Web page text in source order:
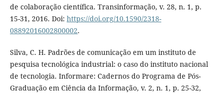
de colaboração científica. Transinformação, v. 28, n. 1, p.
15-31, 2016. Doi: https://doi.org/10.1590/2318-
08892016002800002.
Silva, C. H. Padrões de comunicação em um instituto de
pesquisa tecnológica industrial: o caso do instituto nacional
de tecnologia. Informare: Cadernos do Programa de Pós-
Graduação em Ciência da Informação, v. 2, n. 1, p. 25-32,